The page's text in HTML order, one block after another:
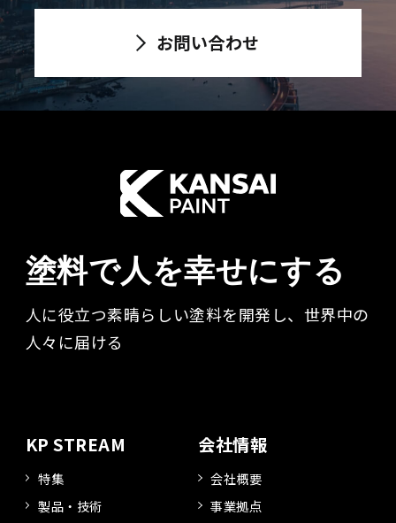
お問い合わせ
塗料で人を幸せにする
人に役立つ素晴らしい塗料を開発し、世界中の
人々に届ける​
KP STREAM
特集
製品・技術
会社情報
会社概要
事業拠点